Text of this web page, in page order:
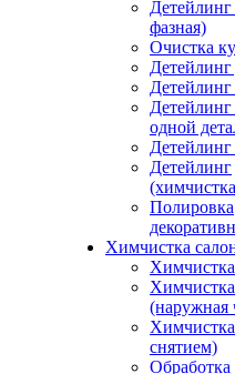
фазная)
Очистка
Детейлинг
одной
Детейлинг
Полировка
Химчистка
(наружная
снятием)
Обработка